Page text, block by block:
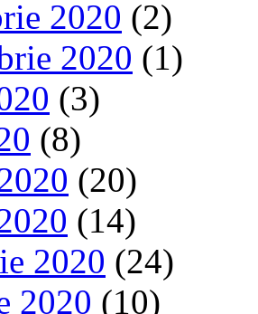
2020 (2)
2020 (1)
(3)
(8)
(20)
(14)
2020 (24)
2020 (10)